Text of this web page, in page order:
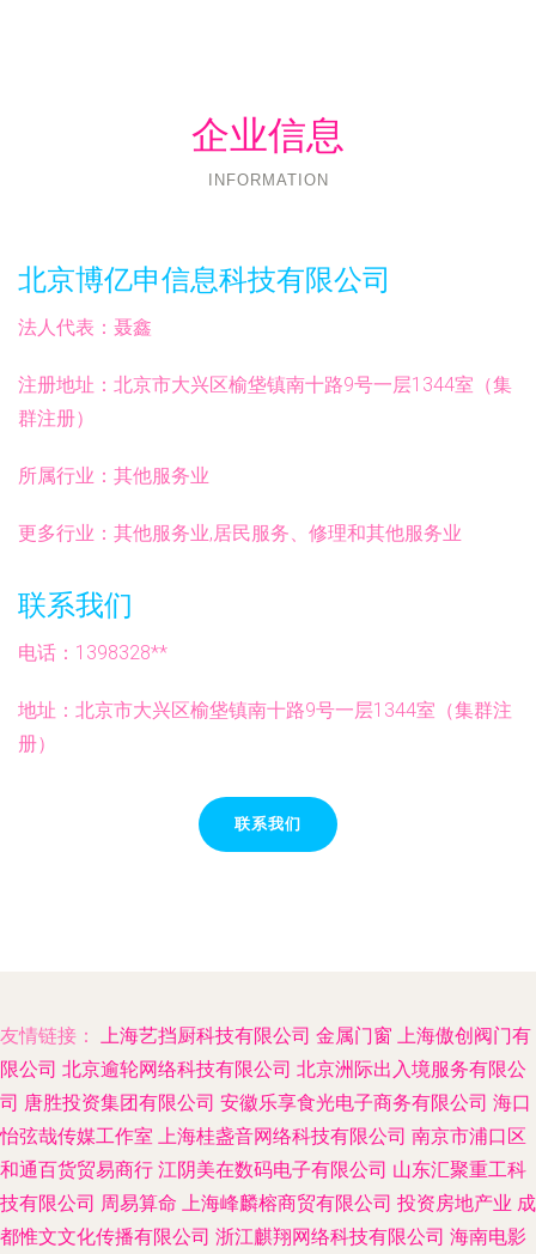
企业信息
INFORMATION
北京博亿申信息科技有限公司
法人代表： 聂鑫
注册地址： 北京市大兴区榆垡镇南十路9号一层1344室（集
群注册）
所属行业： 其他服务业
更多行业： 其他服务业,居民服务、修理和其他服务业
联系我们
电话：1398328**
地址：北京市大兴区榆垡镇南十路9号一层1344室（集群注
册）
联系我们
友情链接： 上海艺挡厨科技有限公司 金属门窗 上海傲创阀门有
限公司 北京逾轮网络科技有限公司 北京洲际出入境服务有限公
司 唐胜投资集团有限公司 安徽乐享食光电子商务有限公司 海口
怡弦哉传媒工作室 上海桂盏音网络科技有限公司 南京市浦口区
和通百货贸易商行 江阴美在数码电子有限公司 山东汇聚重工科
技有限公司 周易算命 上海峰麟榕商贸有限公司 投资房地产业 成
都惟文文化传播有限公司 浙江麒翔网络科技有限公司 海南电影